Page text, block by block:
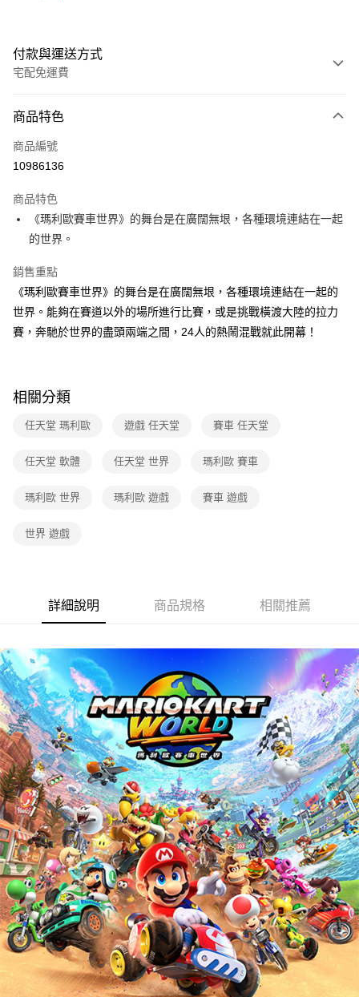
付款與運送方式
宅配免運費
全家線上支付
運送方式
本島宅配-活動商品
免運費
商品特色
商品編號
10986136
商品特色
《瑪利歐賽車世界》的舞台是在廣闊無垠，各種環境連結在一起
的世界。
銷售重點
《瑪利歐賽車世界》的舞台是在廣闊無垠，各種環境連結在一起的
世界。能夠在賽道以外的場所進行比賽，或是挑戰橫渡大陸的拉力
賽，奔馳於世界的盡頭兩端之間，24人的熱鬧混戰就此開幕！
相關分類
任天堂 瑪利歐 遊戲 任天堂 賽車 任天堂
任天堂 軟體 任天堂 世界 瑪利歐 賽車
瑪利歐 世界 瑪利歐 遊戲 賽車 遊戲
世界 遊戲
詳細說明 商品規格 相關推薦